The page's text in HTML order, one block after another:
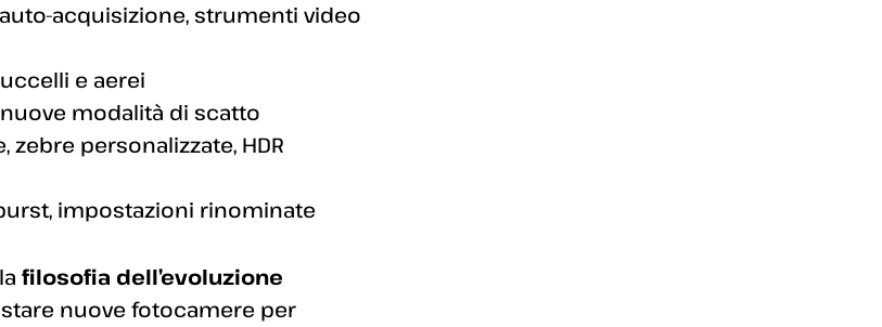
acquisizione, strumenti video
e aerei
modalità di scatto
zebre personalizzate, HDR
impostazioni rinominate
filosofia dell’evoluzione
nuove fotocamere per